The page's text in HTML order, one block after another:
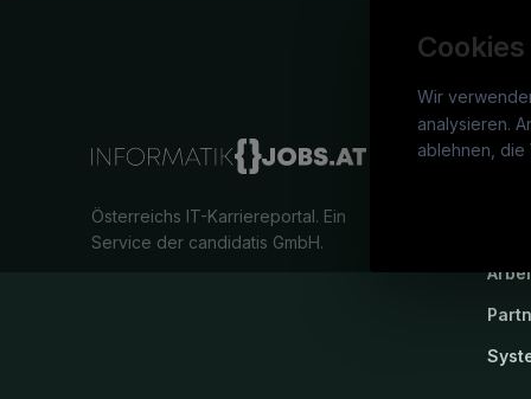
Wir
analysieren.
ablehnen, die
Österreichs IT-Karriereportal. Ein
Service der candidatis GmbH.